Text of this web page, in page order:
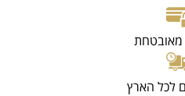
מאובטחת
לכל הארץ